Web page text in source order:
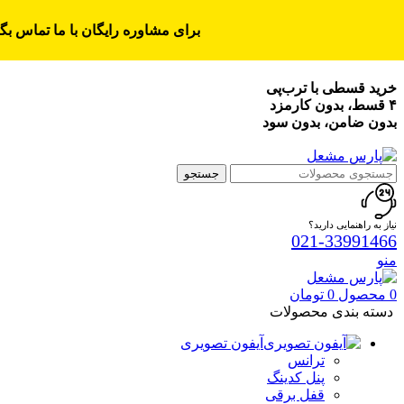
خرید قسطی با ترب‌پی
۴ قسط، بدون کارمزد
بدون ضامن، بدون سود
جستجو
نیاز به راهنمایی دارید؟
021-33991466
منو
0 محصول 0 تومان
دسته بندی محصولات
آیفون تصویری
ترانس
پنل کدینگ
قفل برقی
برای مشاوره رایگان با ما تماس